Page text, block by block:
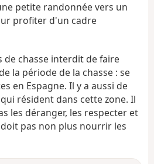
petite randonnée vers un
profiter d'un cadre
de chasse interdit de faire
la période de la chasse : se
en Espagne. Il y a aussi de
résident dans cette zone. Il
les déranger, les respecter et
pas non plus nourrir les